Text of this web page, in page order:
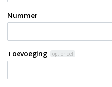
Nummer
Toevoeging optioneel